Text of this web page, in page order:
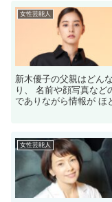
女性芸能人
新木優子の父親はどん
り、 名前や顔写真など
でありながら情報が ほ
女性芸能人